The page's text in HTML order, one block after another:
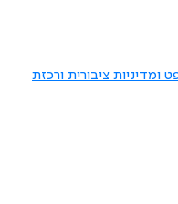
ציבורית ורכזת